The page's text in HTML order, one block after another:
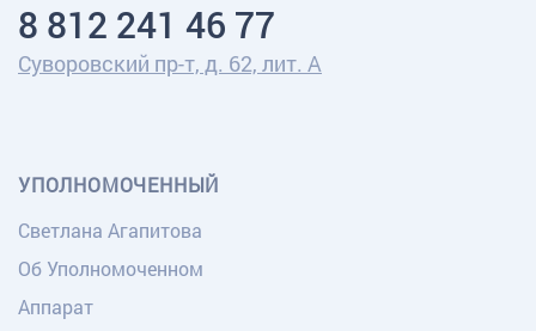
8 812 241 46 77
Суворовский пр-т, д. 62, лит. А
УПОЛНОМОЧЕННЫЙ
Светлана Агапитова
Об Уполномоченном
Аппарат